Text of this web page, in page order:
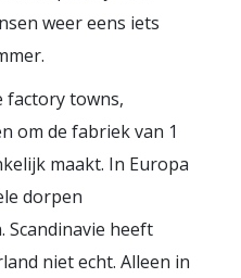
weer eens iets
factory towns,
om de fabriek van 1
maakt. In Europa
dorpen
Scandinavie heeft
niet echt. Alleen in